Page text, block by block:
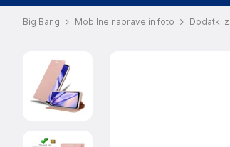
Big Bang Mobilne naprave in foto Dodatki